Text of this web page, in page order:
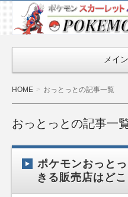
ポケモン最新
情報まとめ
『POKEMON-
TIMES』
メイ
HOME おっとっとの記事一覧
おっとっとの記事一
ポケモンおっと
きる販売店はどこ